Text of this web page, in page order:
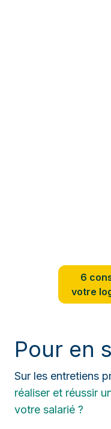
6
votre
Pour en
Sur les entretiens
réaliser et réussir
votre salarié ?